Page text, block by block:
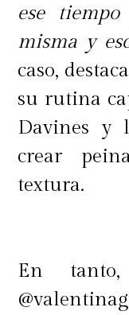
ese
misma y
caso,
su rutina
Davines y
crear
textura.
En